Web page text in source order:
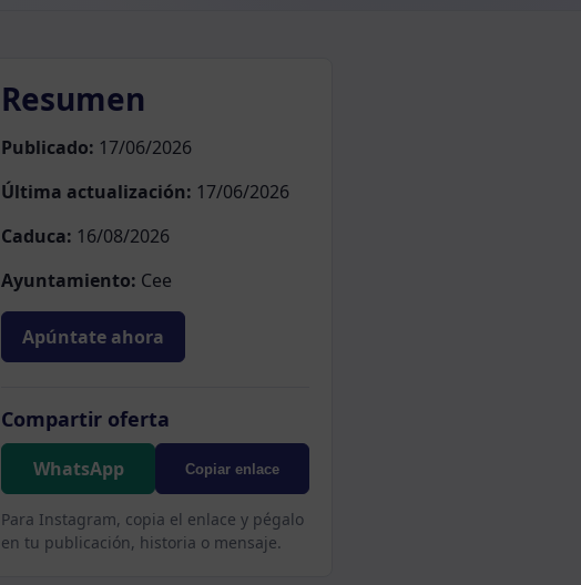
Resumen
Publicado: 17/06/2026
Última actualización: 17/06/2026
Caduca: 16/08/2026
Ayuntamiento: Cee
Apúntate ahora
Compartir oferta
WhatsApp Copiar enlace
Para Instagram, copia el enlace y pégalo
en tu publicación, historia o mensaje.